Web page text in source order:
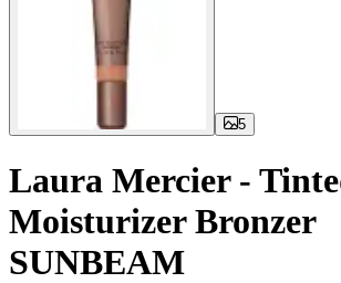
5
Laura Mercier -
Moisturizer Bronzer
SUNBEAM